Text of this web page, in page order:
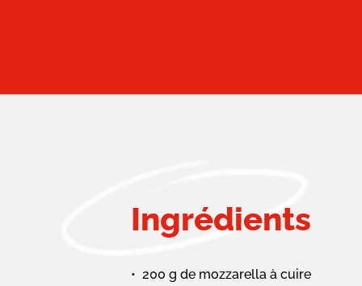
Ingrédients
200 g de mozzarella à cuire